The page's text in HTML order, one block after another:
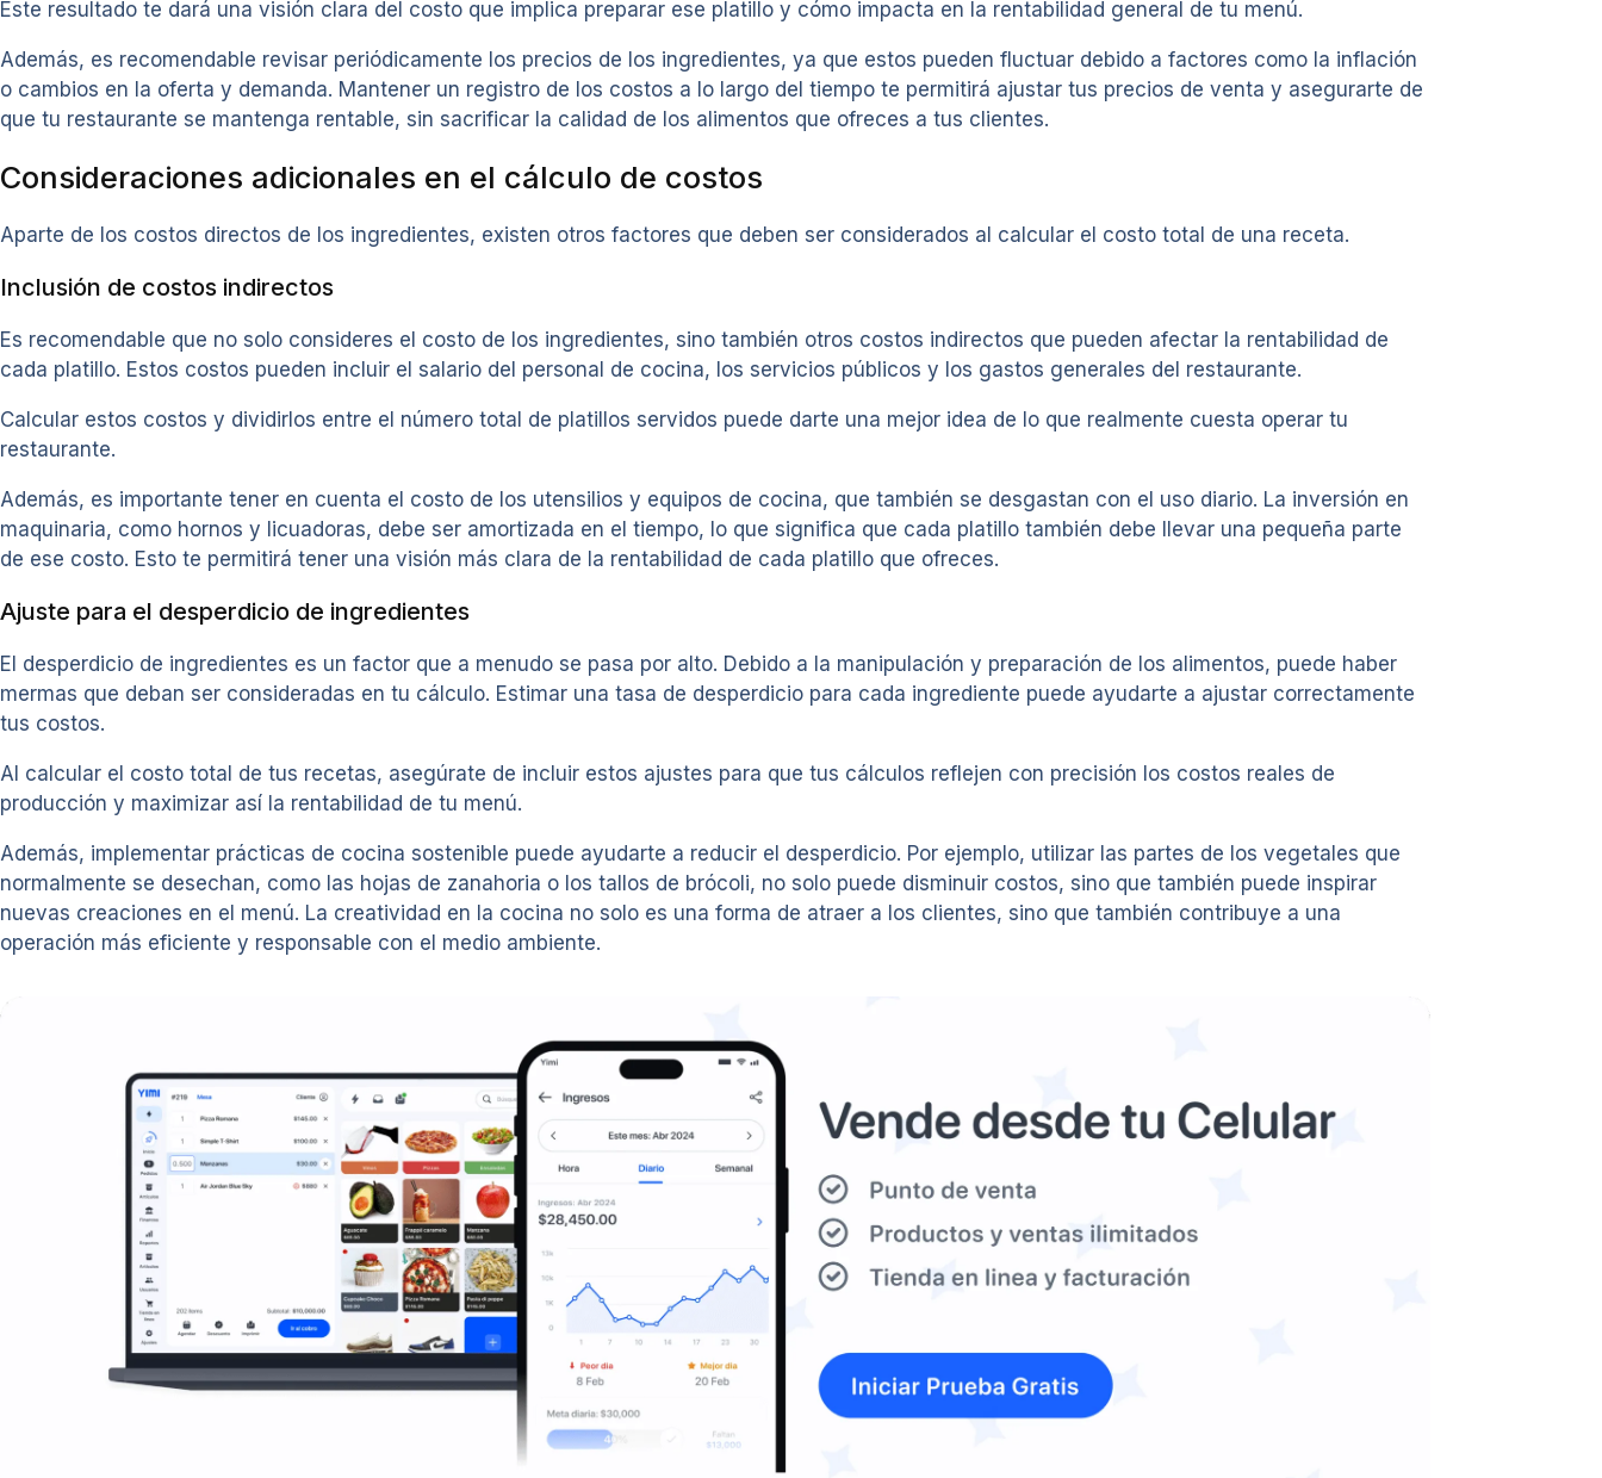
Este resultado te dará una visión clara del costo que implica preparar ese platillo y cómo impacta en la rentabilidad general de tu menú.
Además, es recomendable revisar periódicamente los precios de los ingredientes, ya que estos pueden fluctuar debido a factores como la inflación
o cambios en la oferta y demanda. Mantener un registro de los costos a lo largo del tiempo te permitirá ajustar tus precios de venta y asegurarte de
que tu restaurante se mantenga rentable, sin sacrificar la calidad de los alimentos que ofreces a tus clientes.
Consideraciones adicionales en el cálculo de costos
Aparte de los costos directos de los ingredientes, existen otros factores que deben ser considerados al calcular el costo total de una receta.
Inclusión de costos indirectos
Es recomendable que no solo consideres el costo de los ingredientes, sino también otros costos indirectos que pueden afectar la rentabilidad de
cada platillo. Estos costos pueden incluir el salario del personal de cocina, los servicios públicos y los gastos generales del restaurante.
Calcular estos costos y dividirlos entre el número total de platillos servidos puede darte una mejor idea de lo que realmente cuesta operar tu
restaurante.
Además, es importante tener en cuenta el costo de los utensilios y equipos de cocina, que también se desgastan con el uso diario. La inversión en
maquinaria, como hornos y licuadoras, debe ser amortizada en el tiempo, lo que significa que cada platillo también debe llevar una pequeña parte
de ese costo. Esto te permitirá tener una visión más clara de la rentabilidad de cada platillo que ofreces.
Ajuste para el desperdicio de ingredientes
El desperdicio de ingredientes es un factor que a menudo se pasa por alto. Debido a la manipulación y preparación de los alimentos, puede haber
mermas que deban ser consideradas en tu cálculo. Estimar una tasa de desperdicio para cada ingrediente puede ayudarte a ajustar correctamente
tus costos.
Al calcular el costo total de tus recetas, asegúrate de incluir estos ajustes para que tus cálculos reflejen con precisión los costos reales de
producción y maximizar así la rentabilidad de tu menú.
Además, implementar prácticas de cocina sostenible puede ayudarte a reducir el desperdicio. Por ejemplo, utilizar las partes de los vegetales que
normalmente se desechan, como las hojas de zanahoria o los tallos de brócoli, no solo puede disminuir costos, sino que también puede inspirar
nuevas creaciones en el menú. La creatividad en la cocina no solo es una forma de atraer a los clientes, sino que también contribuye a una
operación más eficiente y responsable con el medio ambiente.